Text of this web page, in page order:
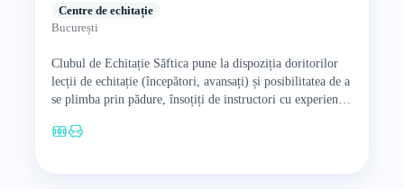
Centre de echitație
București
Clubul de Echitație Săftica pune la dispoziția doritorilor
lecții de echitație (începători, avansați) și posibilitatea de a
se plimba prin pădure, însoțiți de instructori cu experiență.